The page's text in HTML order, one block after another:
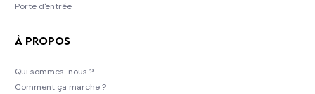
Porte d'entrée
À propos
Qui sommes-nous ?
Comment ça marche ?